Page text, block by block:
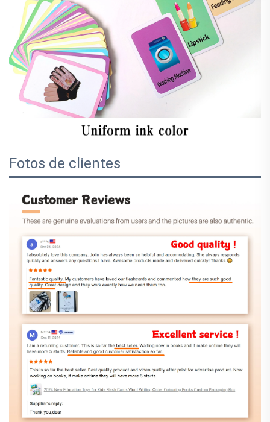
Fotos de clientes